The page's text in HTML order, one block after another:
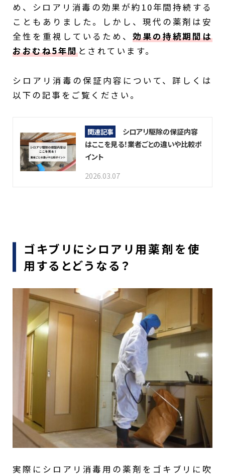
め、シロアリ消毒の効果が約10年間持続する
こともありました。しかし、現代の薬剤は安
全性を重視しているため、 効果の持続期間は
おおむね5年間とされています。
シロアリ消毒の保証内容について、詳しくは
以下の記事をご覧ください。
関連記事
シロアリ駆除の保証内容
はここを見る！業者ごとの違いや比較ポ
イント
2026.03.07
ゴキブリにシロアリ用薬剤を使
用するとどうなる？
実際にシロアリ消毒用の薬剤をゴキブリに吹